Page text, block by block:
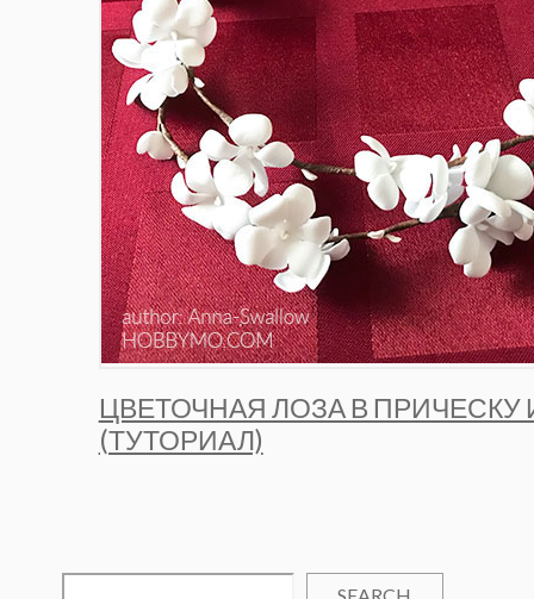
ЦВЕТОЧНАЯ ЛОЗА В
(ТУТОРИАЛ)